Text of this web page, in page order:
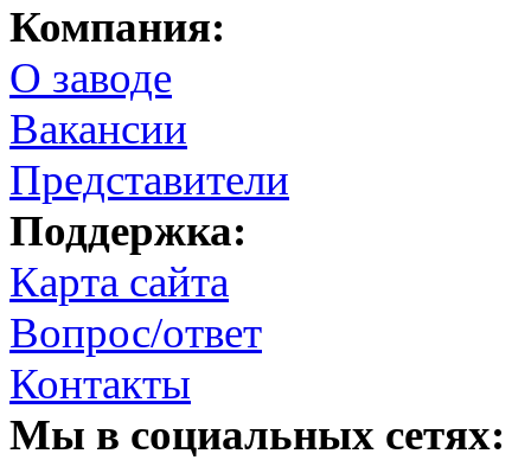
Компания:
О заводе
Вакансии
Представители
Поддержка:
Карта сайта
Вопрос/ответ
Контакты
Мы в социальных сетях: